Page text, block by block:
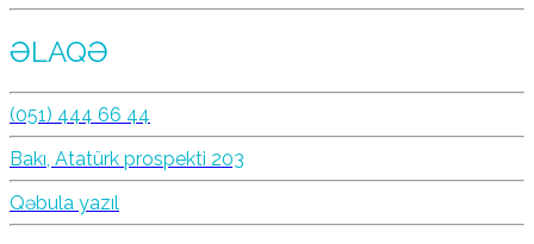
ƏLAQƏ
(051) 444 66 44
Bakı, Atatürk prospekti 203
Qəbula yazıl